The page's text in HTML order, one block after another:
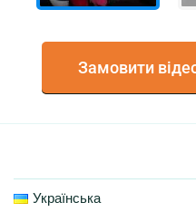
Замовити
Українська